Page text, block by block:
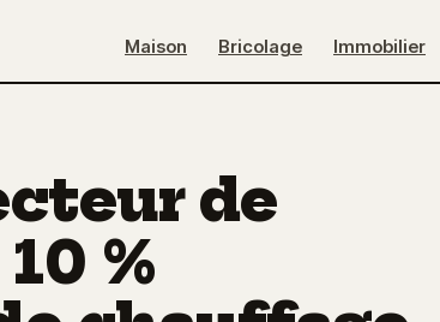
Maison Bricolage Immobilier
de
%